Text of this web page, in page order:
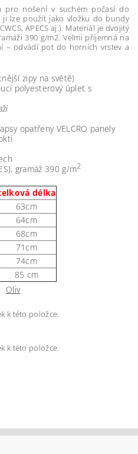
pro nošení v suchém počasí do
lze použít jako vložku do bundy
APECS aj.). Materiál je dvojitý
390 g/m2. Velmi příjemná na
– odvádí pot do horních vrstev a
zipy na světě)
polyesterový úplet s
opatřeny VELCRO panely
gramáž 390 g/m2
délka
63cm
64cm
68cm
71cm
74cm
85 cm
Oliv
k této položce.
k této položce.